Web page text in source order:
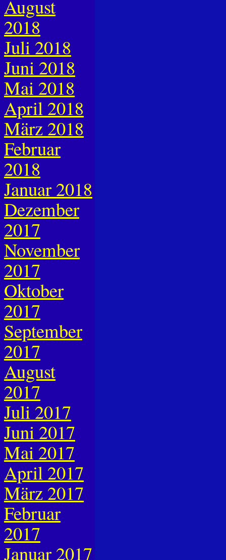
August
2018
Juli 2018
Juni 2018
Mai 2018
April 2018
März 2018
Februar
2018
Januar 2018
Dezember
2017
November
2017
Oktober
2017
September
2017
August
2017
Juli 2017
Juni 2017
Mai 2017
April 2017
März 2017
Februar
2017
Januar 2017